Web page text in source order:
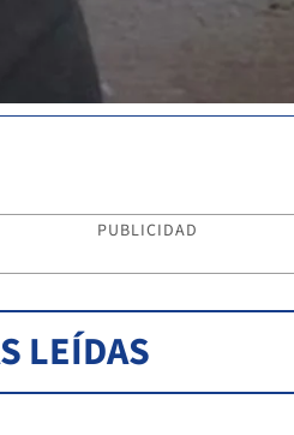
PUBLICIDAD
LEÍDAS